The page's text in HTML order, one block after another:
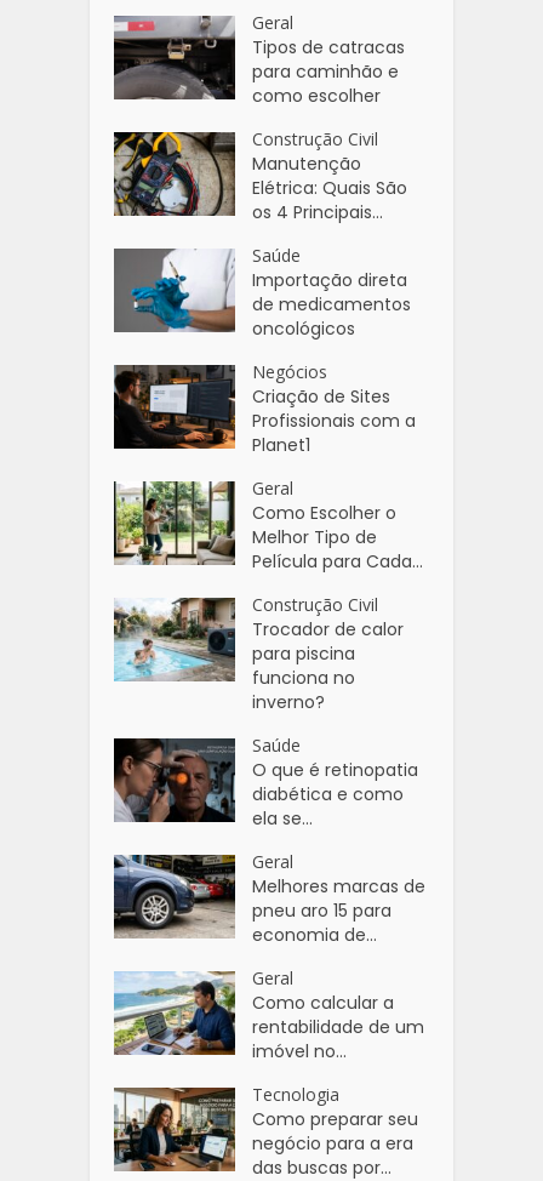
Geral
Tipos de catracas
para caminhão e
como escolher
Construção Civil
Manutenção
Elétrica: Quais São
os 4 Principais...
Saúde
Importação direta
de medicamentos
oncológicos
Negócios
Criação de Sites
Profissionais com a
Planet1
Geral
Como Escolher o
Melhor Tipo de
Película para Cada...
Construção Civil
Trocador de calor
para piscina
funciona no
inverno?
Saúde
O que é retinopatia
diabética e como
ela se...
Geral
Melhores marcas de
pneu aro 15 para
economia de...
Geral
Como calcular a
rentabilidade de um
imóvel no...
Tecnologia
Como preparar seu
negócio para a era
das buscas por...